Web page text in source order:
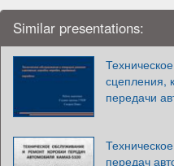
Similar presentations:
сцепления,
передачи
передач